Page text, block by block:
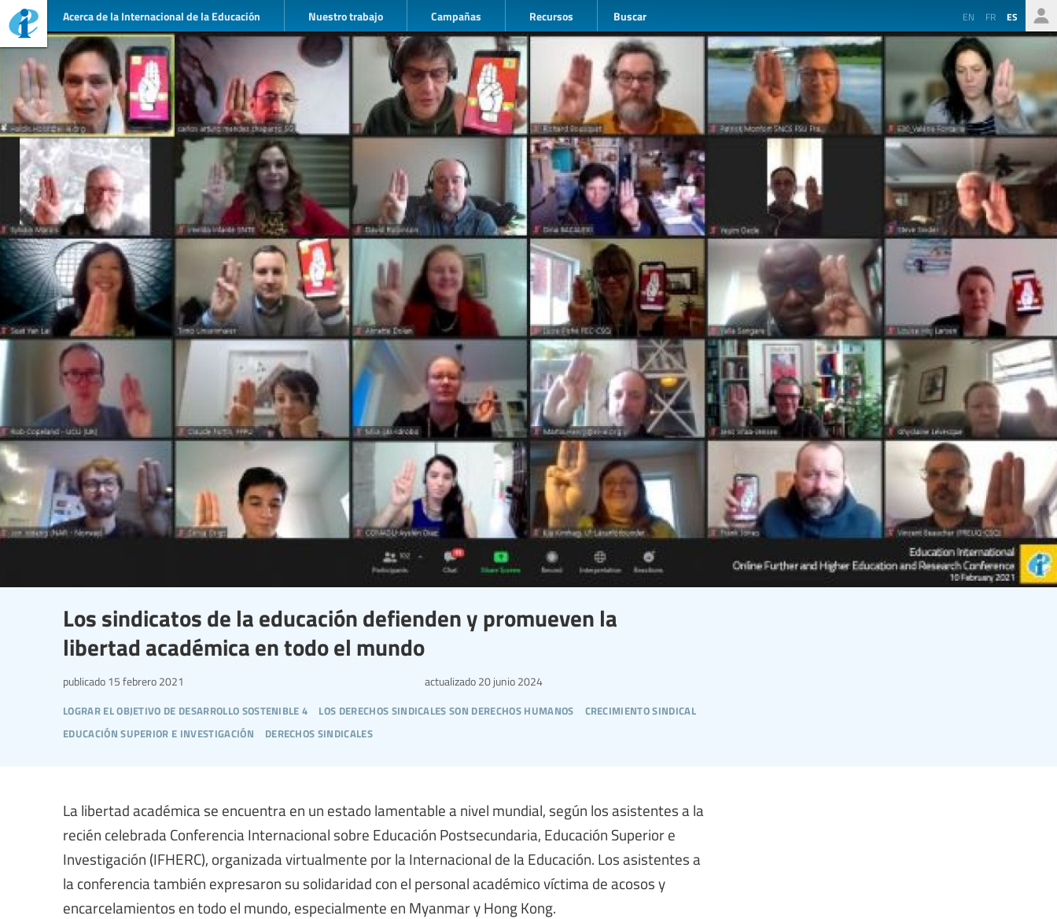
Acerca de la Internacional de la Educación Nuestro trabajo Campañas Recursos Buscar EN FR ES
Los sindicatos de la educación defienden y promueven la
libertad académica en todo el mundo
lograr el objetivo de desarrollo sostenible 4 los derechos sindicales son derechos humanos crecimiento sindical
educación superior e investigación derechos sindicales
publicado 15 febrero 2021 actualizado 20 junio 2024
La libertad académica se encuentra en un estado lamentable a nivel mundial, según los asistentes a la
recién celebrada Conferencia Internacional sobre Educación Postsecundaria, Educación Superior e
Investigación (IFHERC), organizada virtualmente por la Internacional de la Educación. Los asistentes a
la conferencia también expresaron su solidaridad con el personal académico víctima de acosos y
encarcelamientos en todo el mundo, especialmente en Myanmar y Hong Kong.